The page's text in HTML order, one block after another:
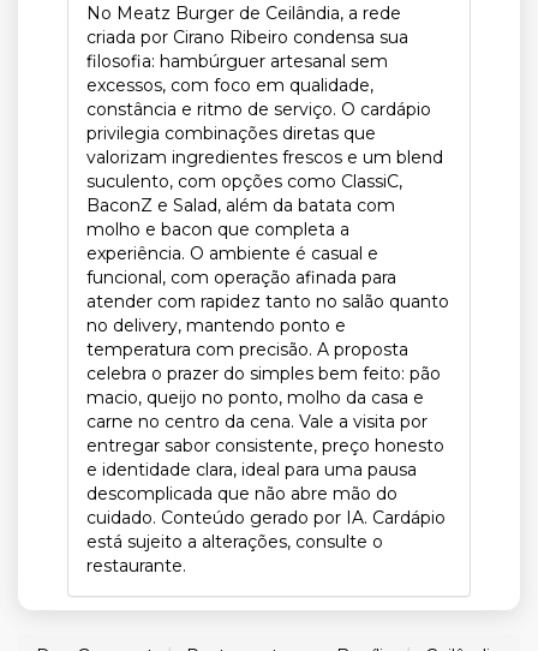
No Meatz Burger de Ceilândia, a rede
criada por Cirano Ribeiro condensa sua
filosofia: hambúrguer artesanal sem
excessos, com foco em qualidade,
constância e ritmo de serviço. O cardápio
privilegia combinações diretas que
valorizam ingredientes frescos e um blend
suculento, com opções como ClassiC,
BaconZ e Salad, além da batata com
molho e bacon que completa a
experiência. O ambiente é casual e
funcional, com operação afinada para
atender com rapidez tanto no salão quanto
no delivery, mantendo ponto e
temperatura com precisão. A proposta
celebra o prazer do simples bem feito: pão
macio, queijo no ponto, molho da casa e
carne no centro da cena. Vale a visita por
entregar sabor consistente, preço honesto
e identidade clara, ideal para uma pausa
descomplicada que não abre mão do
cuidado. Conteúdo gerado por IA. Cardápio
está sujeito a alterações, consulte o
restaurante.